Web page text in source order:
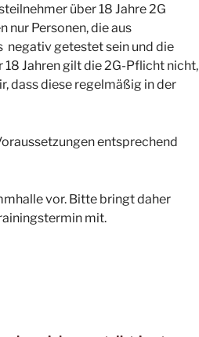
über 18 Jahre 2G
nur Personen, die aus
negativ getestet sein und die
Jahren gilt die 2G-Pflicht nicht,
dass diese regelmäßig in der
entsprechend
vor. Bitte bringt daher
mit.